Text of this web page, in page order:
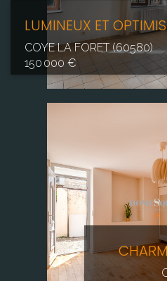
LUMINEUX ET
COYE LA FORET (60580)
150 000 €